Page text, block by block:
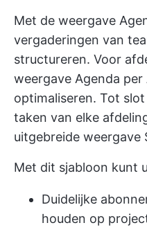
Met de weergave
vergaderingen van
structureren. Voor
weergave Agenda
optimaliseren. Tot
taken van elke
uitgebreide weergave
Met dit sjabloon kunt
Duidelijke
houden op